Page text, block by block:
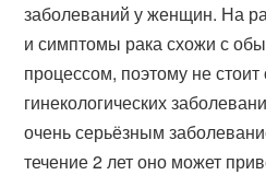
заболеваний у женщин. На
и симптомы рака схожи с
процессом, поэтому не
гинекологических
очень серьёзным
течение 2 лет оно может